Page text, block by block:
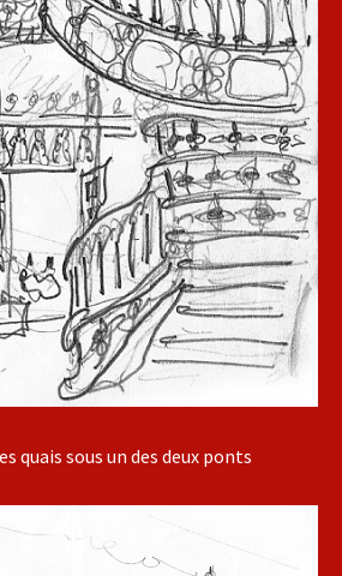
quais sous un des deux ponts